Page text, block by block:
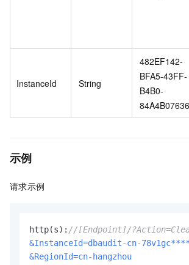
InstanceId String
482EF142-
BFA5-43FF-
B4B0-
示例
请求示例
http(s): //[Endpoint]/
&InstanceId=dbaudit-cn-78v1gc****
&RegionId=cn-hangzhou